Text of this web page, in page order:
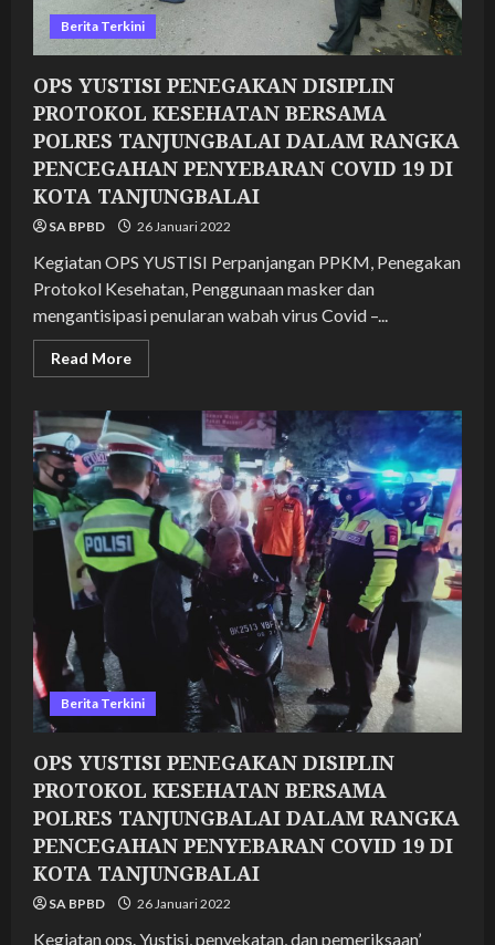
Berita Terkini
OPS YUSTISI PENEGAKAN DISIPLIN
PROTOKOL KESEHATAN BERSAMA
POLRES TANJUNGBALAI DALAM RANGKA
PENCEGAHAN PENYEBARAN COVID 19 DI
KOTA TANJUNGBALAI
SA BPBD 26 Januari 2022
Kegiatan OPS YUSTISI Perpanjangan PPKM, Penegakan
Protokol Kesehatan, Penggunaan masker dan
mengantisipasi penularan wabah virus Covid –...
Read MoreRead
more
YUSTISI
PENEGAKAN
DISIPLIN
PROTOKOL
KESEHATAN
BERSAMA
POLRES
TANJUNGBALAI
DALAM
RANGKA
PENCEGAHAN
PENYEBARAN
TANJUNGBALAI
Berita Terkini
OPS YUSTISI PENEGAKAN DISIPLIN
PROTOKOL KESEHATAN BERSAMA
POLRES TANJUNGBALAI DALAM RANGKA
PENCEGAHAN PENYEBARAN COVID 19 DI
KOTA TANJUNGBALAI
SA BPBD 26 Januari 2022
Kegiatan ops. Yustisi, penyekatan, dan pemeriksaan’